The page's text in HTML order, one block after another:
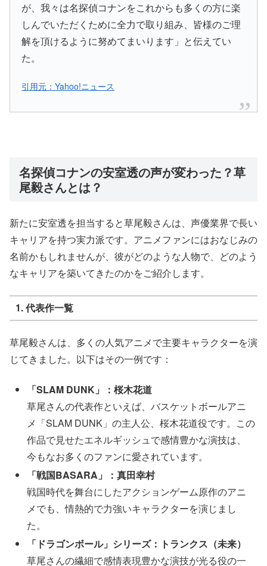
が、我々は名探偵コナンをこれからも多くの方に楽
しんでいただくために全力で取り組み、皆様のご理
解を頂けるように努めてまいります」と伝えてい
た。
引用元：Yahoo!ニュース
名探偵コナンの安室透の声が変わった？草
尾毅さんとは？
新たに安室透を担当すると草尾毅さんは、声優業界で長い
キャリアを持つ実力派です。アニメファンにはおなじみの
名前かもしれませんが、彼がどのような人物で、どのよう
なキャリアを築いてきたのかをご紹介します。
1.代表作一覧
草尾毅さんは、多くの人気アニメで主要キャラクターを演
じてきました。以下はその一例です：
「SLAM DUNK」：桜木花道
草尾さんの代表作といえば、バスケットボールアニ
メ「SLAM DUNK」の主人公、桜木花道役です。この
作品で見せたエネルギッシュで感情豊かな演技は、
今もなお多くのファンに愛されています。
「戦国BASARA」：真田幸村
戦国時代を舞台にしたアクションゲーム原作のアニ
メでも、情熱的で力強いキャラクターを演じまし
た。
「ドラゴンボール」シリーズ：トランクス（未来）
草尾さんの繊細で感情表現豊かな演技が光る役の一